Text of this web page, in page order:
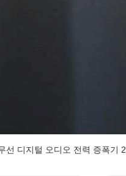
선 디지털 오디오 전력 증폭기